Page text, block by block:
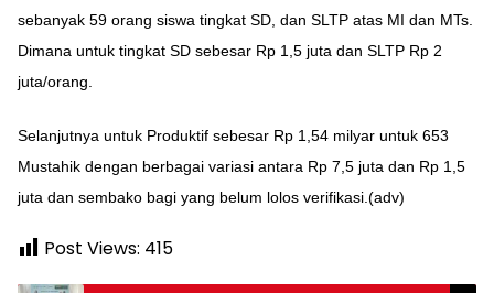
sebanyak 59 orang siswa tingkat SD, dan SLTP atas MI dan MTs.
Dimana untuk tingkat SD sebesar Rp 1,5 juta dan SLTP Rp 2
juta/orang.
Selanjutnya untuk Produktif sebesar Rp 1,54 milyar untuk 653
Mustahik dengan berbagai variasi antara Rp 7,5 juta dan Rp 1,5
juta dan sembako bagi yang belum lolos verifikasi.(adv)
Post Views: 415